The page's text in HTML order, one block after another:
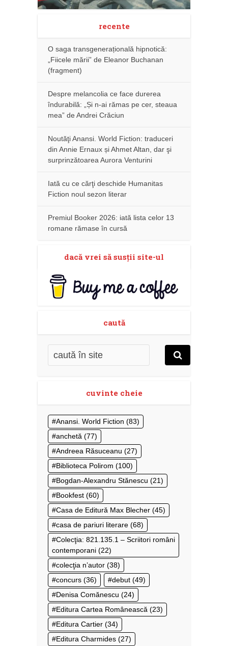
recente
O saga transgenerațională hipnotică:
„Fiicele mării” de Eleanor Buchanan
(fragment)
Despre melancolia ce face durerea
îndurabilă: „Și n-ai rămas pe cer, steaua
mea” de Andrei Crăciun
Noutăţi Anansi. World Fiction: traduceri
din Annie Ernaux și Ahmet Altan, dar şi
surprinzătoarea Aurora Venturini
Iată cu ce cărţi deschide Humanitas
Fiction noul sezon literar
Premiul Booker 2026: iată lista celor 13
romane rămase în cursă
dacă vrei să susţii site-ul
caută
cuvinte cheie
Anansi. World Fiction (83)
anchetă (77)
Andreea Răsuceanu (27)
Biblioteca Polirom (100)
Bogdan-Alexandru Stănescu (21)
Bookfest (60)
Casa de Editură Max Blecher (45)
casa de pariuri literare (68)
Colecţia: 821.135.1 – Scriitori români
contemporani (22)
colecţia n’autor (38)
concurs (36) debut (49)
Denisa Comănescu (24)
Editura Cartea Românească (23)
Editura Cartier (34)
Editura Charmides (27)